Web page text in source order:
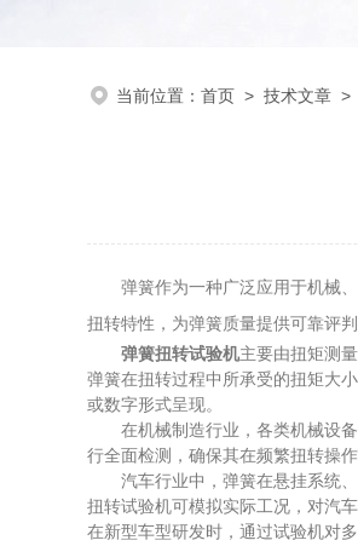
当前位置： 首页 > 技术文章 >
弹簧作为一种广泛应用于机械、
扭转特性，为弹簧质量提供可靠评判
弹簧扭转试验机主要由扭矩测
弹簧在扭转过程中所承受的扭矩大
或数字形式呈现。
在机械制造行业，各类机械设备
行全面检测，确保其在频繁扭转操
汽车行业中，弹簧在悬挂系统、
扭转试验机可模拟实际工况，对汽
在新型车型研发时，通过试验机对